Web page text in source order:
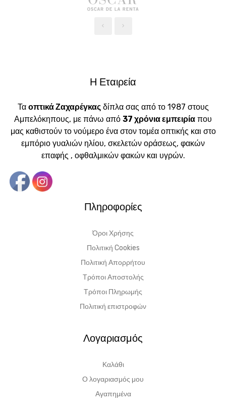
Η Εταιρεία
Τα οπτικά Ζαχαρέγκαςδίπλα σας από το 1987 στους
Αμπελόκηπους, με πάνω από 37 χρόνια εμπειρία που
μας καθιστούν το νούμερο ένα στον τομέα οπτικής και στο
εμπόριο γυαλιών ηλίου, σκελετών οράσεως, φακών
επαφής , οφθαλμικών φακών και υγρών.
Πληροφορίες
Όροι Χρήσης
Πολιτική Cookies
Πολιτική Απορρήτου
Τρόποι Αποστολής
Τρόποι Πληρωμής
Πολιτική επιστροφών
Λογαριασμός
Καλάθι
Ο λογαριασμός μου
Αγαπημένα